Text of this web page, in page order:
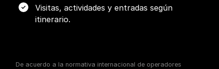
Visitas, actividades y entradas según
itinerario.
De acuerdo a la normativa internacional de operadores